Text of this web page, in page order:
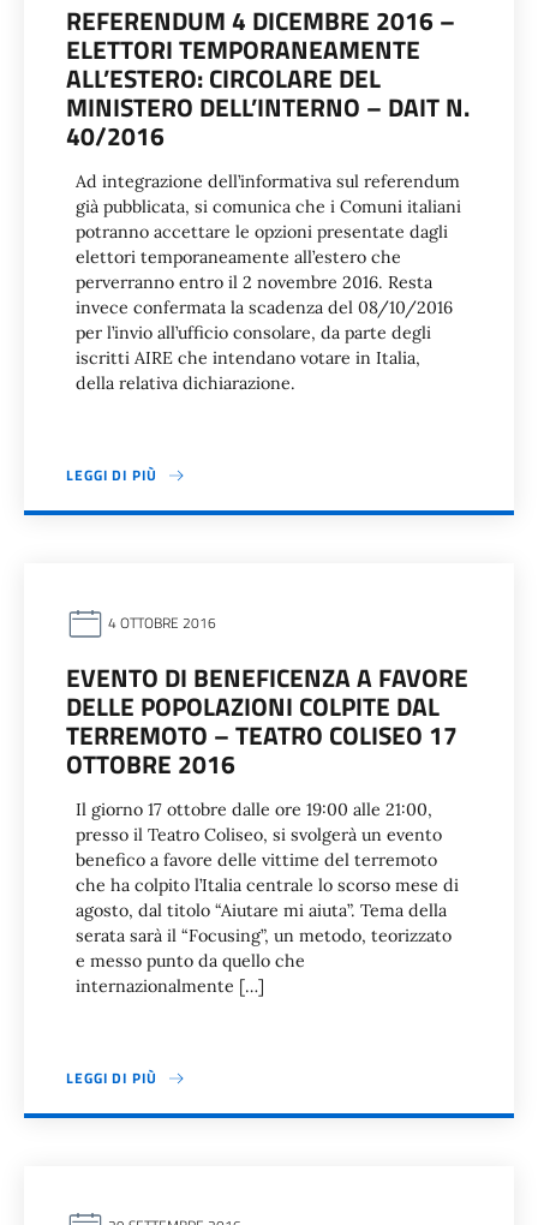
REFERENDUM 4 DICEMBRE 2016 –
ELETTORI TEMPORANEAMENTE
ALL’ESTERO: CIRCOLARE DEL
MINISTERO DELL’INTERNO – DAIT N.
40/2016
Ad integrazione dell’informativa sul referendum
già pubblicata, si comunica che i Comuni italiani
potranno accettare le opzioni presentate dagli
elettori temporaneamente all’estero che
perverranno entro il 2 novembre 2016. Resta
invece confermata la scadenza del 08/10/2016
per l’invio all’ufficio consolare, da parte degli
iscritti AIRE che intendano votare in Italia,
della relativa dichiarazione.
LEGGI DI PIÙ
4 OTTOBRE 2016
EVENTO DI BENEFICENZA A FAVORE
DELLE POPOLAZIONI COLPITE DAL
TERREMOTO – TEATRO COLISEO 17
OTTOBRE 2016
Il giorno 17 ottobre dalle ore 19:00 alle 21:00,
presso il Teatro Coliseo, si svolgerà un evento
benefico a favore delle vittime del terremoto
che ha colpito l’Italia centrale lo scorso mese di
agosto, dal titolo “Aiutare mi aiuta”. Tema della
serata sarà il “Focusing”, un metodo, teorizzato
e messo punto da quello che
internazionalmente […]
LEGGI DI PIÙ